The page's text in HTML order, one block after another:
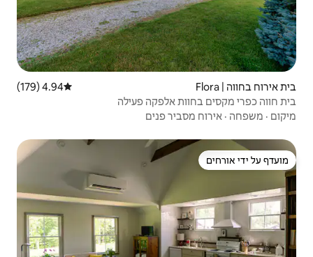
דירוג ממוצע של 4.94 מתוך 5, 179 ביקורות
4.94 (179)
פעילה
פנים